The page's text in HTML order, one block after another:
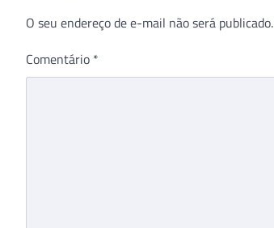
O seu endereço de e-mail não será publicado.
Comentário *